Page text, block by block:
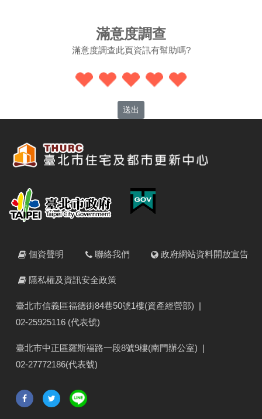
滿意度調查
滿意度調查此頁資訊有幫助嗎?
送出
個資聲明 聯絡我們 政府網站資料開放宣告
隱私權及資訊安全政策
臺北市信義區福德街84巷50號1樓(資產經營部) |
02-25925116 (代表號)
臺北市中正區羅斯福路一段8號9樓(南門辦公室) |
02-27772186(代表號)